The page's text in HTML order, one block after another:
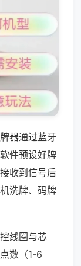
器通过蓝牙
件预设好牌
收到信号后
洗牌、码牌
线圈与芯
数（1-6